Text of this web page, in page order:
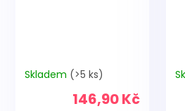
Skladem (>5 ks)
146,90 Kč